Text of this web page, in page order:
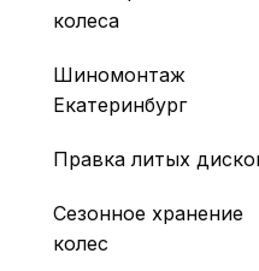
колеса
Шиномонтаж
Екатеринбург
Правка литых
Сезонное хранение
колес